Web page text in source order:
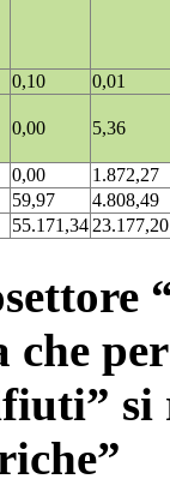
0,10
0,01
0,00 5,36
0,00
1.872,27
59,97
4.808,49
55.171,3423.177,20